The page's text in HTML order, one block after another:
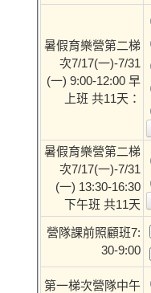
暑假育樂營第二梯
次7/17(一)-7/31
(一) 9:00-12:00 早
上班 共11天：
暑假育樂營第二梯
次7/17(一)-7/31
(一) 13:30-16:30
下午班 共11天
營隊課前照顧班7:
30-9:00
第一梯次營隊中午